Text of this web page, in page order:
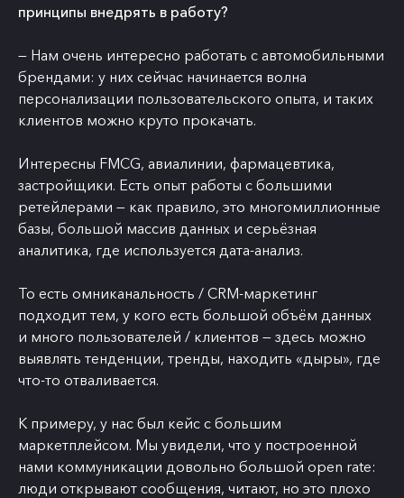
принципы внедрять в работу?
— Нам очень интересно работать с автомобильными
брендами: у них сейчас начинается волна
персонализации пользовательского опыта, и таких
клиентов можно круто прокачать.
Интересны FMCG, авиалинии, фармацевтика,
застройщики. Есть опыт работы с большими
ретейлерами — как правило, это многомиллионные
базы, большой массив данных и серьёзная
аналитика, где используется дата-анализ.
То есть омниканальность / CRM-маркетинг
подходит тем, у кого есть большой объём данных
и много пользователей / клиентов — здесь можно
выявлять тенденции, тренды, находить «дыры», где
что-то отваливается.
К примеру, у нас был кейс с большим
маркетплейсом. Мы увидели, что у построенной
нами коммуникации довольно большой open rate:
люди открывают сообщения, читают, но это плохо